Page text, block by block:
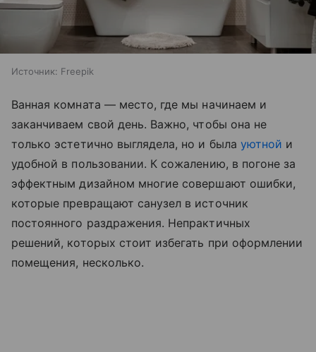
Источник: Freepik
Ванная комната — место, где мы начинаем и
заканчиваем свой день. Важно, чтобы она не
только эстетично выглядела, но и была уютной и
удобной в пользовании. К сожалению, в погоне за
эффектным дизайном многие совершают ошибки,
которые превращают санузел в источник
постоянного раздражения. Непрактичных
решений, которых стоит избегать при оформлении
помещения, несколько.